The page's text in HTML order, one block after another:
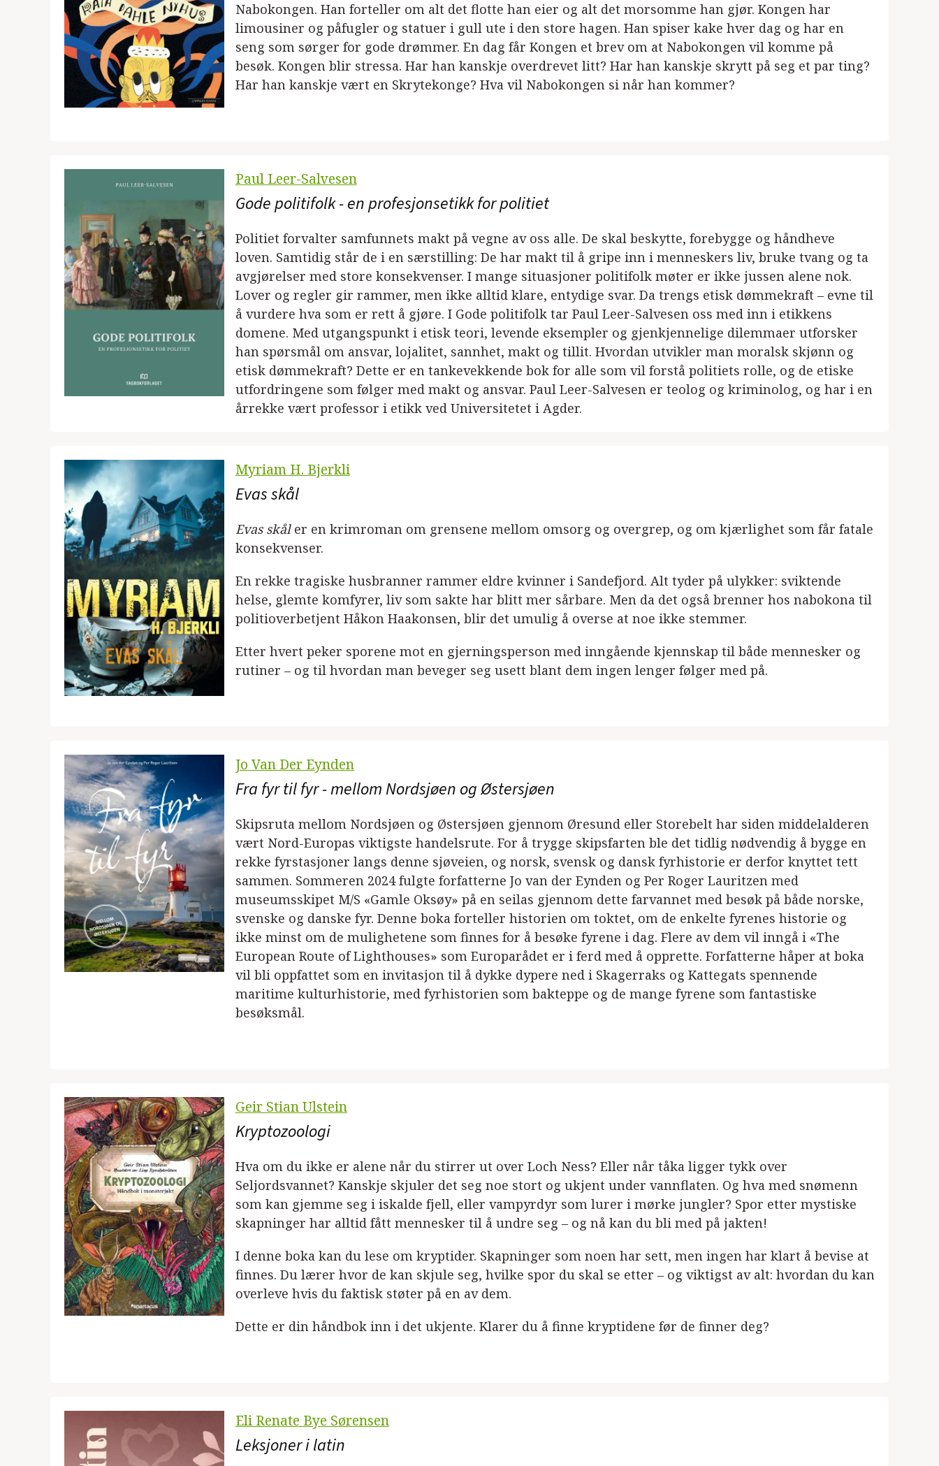
Nabokongen. Han forteller om alt det flotte han eier og alt det morsomme han gjør. Kongen har
limousiner og påfugler og statuer i gull ute i den store hagen. Han spiser kake hver dag og har en
seng som sørger for gode drømmer. En dag får Kongen et brev om at Nabokongen vil komme på
besøk. Kongen blir stressa. Har han kanskje overdrevet litt? Har han kanskje skrytt på seg et par ting?
Har han kanskje vært en Skrytekonge? Hva vil Nabokongen si når han kommer?
Paul Leer-Salvesen
Gode politifolk - en profesjonsetikk for politiet
Politiet forvalter samfunnets makt på vegne av oss alle. De skal beskytte, forebygge og håndheve
loven. Samtidig står de i en særstilling: De har makt til å gripe inn i menneskers liv, bruke tvang og ta
avgjørelser med store konsekvenser. I mange situasjoner politifolk møter er ikke jussen alene nok.
Lover og regler gir rammer, men ikke alltid klare, entydige svar. Da trengs etisk dømmekraft – evne til
å vurdere hva som er rett å gjøre. I Gode politifolk tar Paul Leer-Salvesen oss med inn i etikkens
domene. Med utgangspunkt i etisk teori, levende eksempler og gjenkjennelige dilemmaer utforsker
han spørsmål om ansvar, lojalitet, sannhet, makt og tillit. Hvordan utvikler man moralsk skjønn og
etisk dømmekraft? Dette er en tankevekkende bok for alle som vil forstå politiets rolle, og de etiske
utfordringene som følger med makt og ansvar. Paul Leer-Salvesen er teolog og kriminolog, og har i en
årrekke vært professor i etikk ved Universitetet i Agder.
Myriam H. Bjerkli
Evas skål
Evas skål er en krimroman om grensene mellom omsorg og overgrep, og om kjærlighet som får fatale
konsekvenser.
En rekke tragiske husbranner rammer eldre kvinner i Sandefjord. Alt tyder på ulykker: sviktende
helse, glemte komfyrer, liv som sakte har blitt mer sårbare. Men da det også brenner hos nabokona til
politioverbetjent Håkon Haakonsen, blir det umulig å overse at noe ikke stemmer.
Etter hvert peker sporene mot en gjerningsperson med inngående kjennskap til både mennesker og
rutiner – og til hvordan man beveger seg usett blant dem ingen lenger følger med på.
Jo Van Der Eynden
Fra fyr til fyr - mellom Nordsjøen og Østersjøen
Skipsruta mellom Nordsjøen og Østersjøen gjennom Øresund eller Storebelt har siden middelalderen
vært Nord-Europas viktigste handelsrute. For å trygge skipsfarten ble det tidlig nødvendig å bygge en
rekke fyrstasjoner langs denne sjøveien, og norsk, svensk og dansk fyrhistorie er derfor knyttet tett
sammen. Sommeren 2024 fulgte forfatterne Jo van der Eynden og Per Roger Lauritzen med
museumsskipet M/S «Gamle Oksøy» på en seilas gjennom dette farvannet med besøk på både norske,
svenske og danske fyr. Denne boka forteller historien om toktet, om de enkelte fyrenes historie og
ikke minst om de mulighetene som finnes for å besøke fyrene i dag. Flere av dem vil inngå i «The
European Route of Lighthouses» som Europarådet er i ferd med å opprette. Forfatterne håper at boka
vil bli oppfattet som en invitasjon til å dykke dypere ned i Skagerraks og Kattegats spennende
maritime kulturhistorie, med fyrhistorien som bakteppe og de mange fyrene som fantastiske
besøksmål.
Geir Stian Ulstein
Kryptozoologi
Hva om du ikke er alene når du stirrer ut over Loch Ness? Eller når tåka ligger tykk over
Seljordsvannet? Kanskje skjuler det seg noe stort og ukjent under vannflaten. Og hva med snømenn
som kan gjemme seg i iskalde fjell, eller vampyrdyr som lurer i mørke jungler? Spor etter mystiske
skapninger har alltid fått mennesker til å undre seg – og nå kan du bli med på jakten!
I denne boka kan du lese om kryptider. Skapninger som noen har sett, men ingen har klart å bevise at
finnes. Du lærer hvor de kan skjule seg, hvilke spor du skal se etter – og viktigst av alt: hvordan du kan
overleve hvis du faktisk støter på en av dem.
Dette er din håndbok inn i det ukjente. Klarer du å finne kryptidene før de finner deg?
Eli Renate Bye Sørensen
Leksjoner i latin